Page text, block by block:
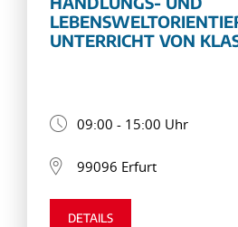
UNTERRICHT VON
09:00 - 15:00 Uhr
99096 Erfurt
DETAILS